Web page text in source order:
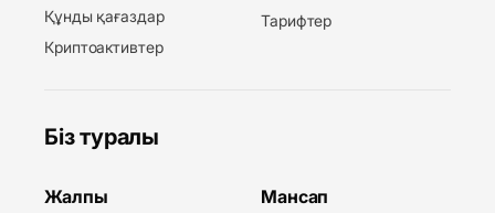
Құнды қағаздар
Криптоактивтер
Тарифтер
Біз туралы
Жалпы Мансап